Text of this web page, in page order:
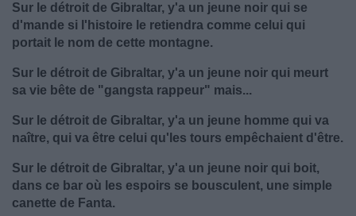
Sur le détroit de Gibraltar, y'a un jeune noir qui se
d'mande si l'histoire le retiendra comme celui qui
portait le nom de cette montagne.
Sur le détroit de Gibraltar, y'a un jeune noir qui meurt
sa vie bête de "gangsta rappeur" mais...
Sur le détroit de Gibraltar, y'a un jeune homme qui va
naître, qui va être celui qu'les tours empêchaient d'être.
Sur le détroit de Gibraltar, y'a un jeune noir qui boit,
dans ce bar où les espoirs se bousculent, une simple
canette de Fanta.